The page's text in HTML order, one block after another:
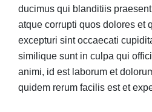
ducimus qui blanditiis
atque corrupti quos dolores et
excepturi sint occaecati
similique sunt in culpa qui
animi, id est laborum et
quidem rerum facilis est et